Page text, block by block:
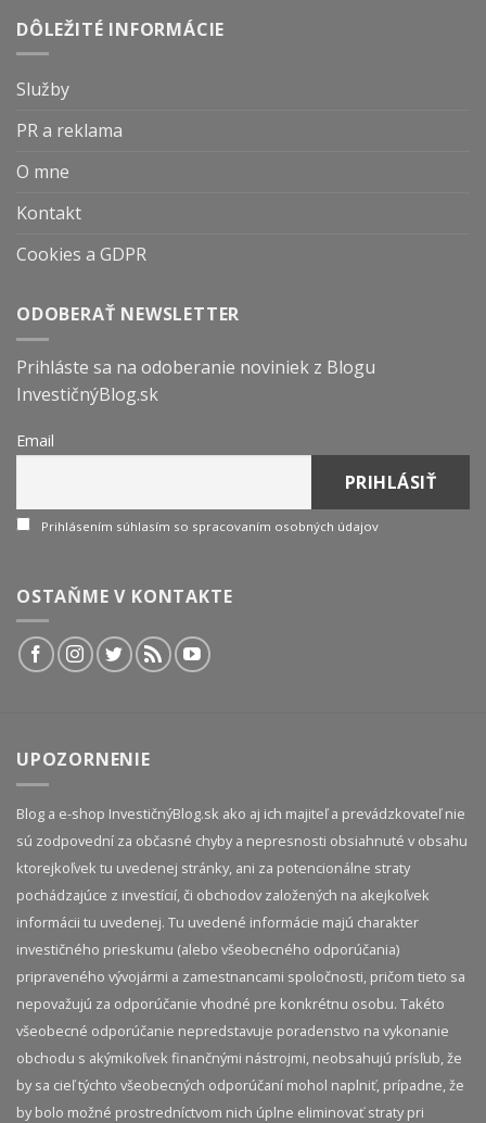
DÔLEŽITÉ INFORMÁCIE
Služby
PR a reklama
O mne
Kontakt
Cookies a GDPR
ODOBERAŤ NEWSLETTER
Prihláste sa na odoberanie noviniek z Blogu
InvestičnýBlog.sk
Email
Prihlásením súhlasím so spracovaním osobných údajov
OSTAŇME V KONTAKTE
UPOZORNENIE
Blog a e-shop InvestičnýBlog.sk ako aj ich majiteľ a prevádzkovateľ nie
sú zodpovední za občasné chyby a nepresnosti obsiahnuté v obsahu
ktorejkoľvek tu uvedenej stránky, ani za potencionálne straty
pochádzajúce z investícií, či obchodov založených na akejkoľvek
informácii tu uvedenej. Tu uvedené informácie majú charakter
investičného prieskumu (alebo všeobecného odporúčania)
pripraveného vývojármi a zamestnancami spoločnosti, pričom tieto sa
nepovažujú za odporúčanie vhodné pre konkrétnu osobu. Takéto
všeobecné odporúčanie nepredstavuje poradenstvo na vykonanie
obchodu s akýmikoľvek finančnými nástrojmi, neobsahujú prísľub, že
by sa cieľ týchto všeobecných odporúčaní mohol naplniť, prípadne, že
by bolo možné prostredníctvom nich úplne eliminovať straty pri